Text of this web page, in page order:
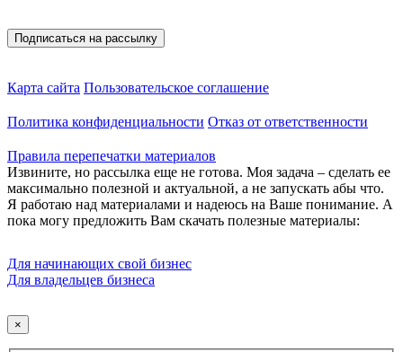
Карта сайта Пользовательское соглашение
Политика конфиденциальности Отказ от ответственности
Правила перепечатки материалов
Извините, но рассылка еще не готова. Моя задача – сделать ее
максимально полезной и актуальной, а не запускать абы что.
Я работаю над материалами и надеюсь на Ваше понимание. А
пока могу предложить Вам скачать полезные материалы:
Для начинающих свой бизнес
Для владельцев бизнеса
×